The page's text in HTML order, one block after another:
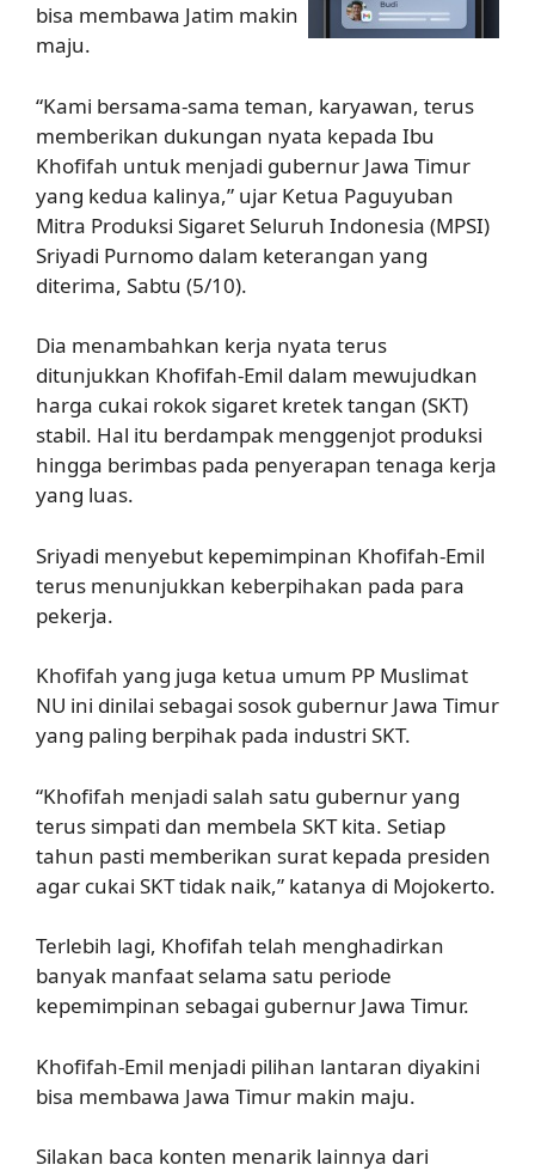
bisa membawa Jatim makin
maju.
“Kami bersama-sama teman, karyawan, terus
memberikan dukungan nyata kepada Ibu
Khofifah untuk menjadi gubernur Jawa Timur
yang kedua kalinya,” ujar Ketua Paguyuban
Mitra Produksi Sigaret Seluruh Indonesia (MPSI)
Sriyadi Purnomo dalam keterangan yang
diterima, Sabtu (5/10).
Dia menambahkan kerja nyata terus
ditunjukkan Khofifah-Emil dalam mewujudkan
harga cukai rokok sigaret kretek tangan (SKT)
stabil. Hal itu berdampak menggenjot produksi
hingga berimbas pada penyerapan tenaga kerja
yang luas.
Sriyadi menyebut kepemimpinan Khofifah-Emil
terus menunjukkan keberpihakan pada para
pekerja.
Khofifah yang juga ketua umum PP Muslimat
NU ini dinilai sebagai sosok gubernur Jawa Timur
yang paling berpihak pada industri SKT.
“Khofifah menjadi salah satu gubernur yang
terus simpati dan membela SKT kita. Setiap
tahun pasti memberikan surat kepada presiden
agar cukai SKT tidak naik,” katanya di Mojokerto.
Terlebih lagi, Khofifah telah menghadirkan
banyak manfaat selama satu periode
kepemimpinan sebagai gubernur Jawa Timur.
Khofifah-Emil menjadi pilihan lantaran diyakini
bisa membawa Jawa Timur makin maju.
Silakan baca konten menarik lainnya dari